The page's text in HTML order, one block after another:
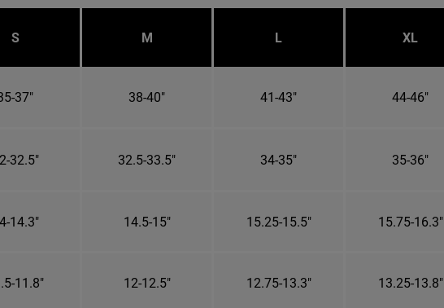
S M L XL
37" 38-40" 41-43" 44-46"
32.5" 32.5-33.5" 34-35" 35-36"
14.3" 14.5-15" 15.25-15.5" 15.75-16.3"
11.8" 12-12.5" 12.75-13.3" 13.25-13.8"